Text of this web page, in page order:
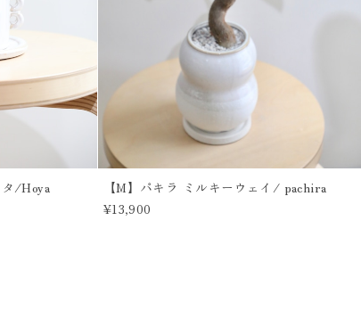
タ/Hoya 【M】パキラ ミルキーウェイ/ pachira
¥13,900